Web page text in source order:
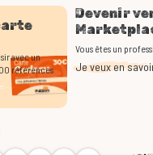
avec un
références
Devenir
Vous êtes un
Je veux en